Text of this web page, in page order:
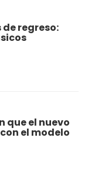
regreso:
que el nuevo
el modelo